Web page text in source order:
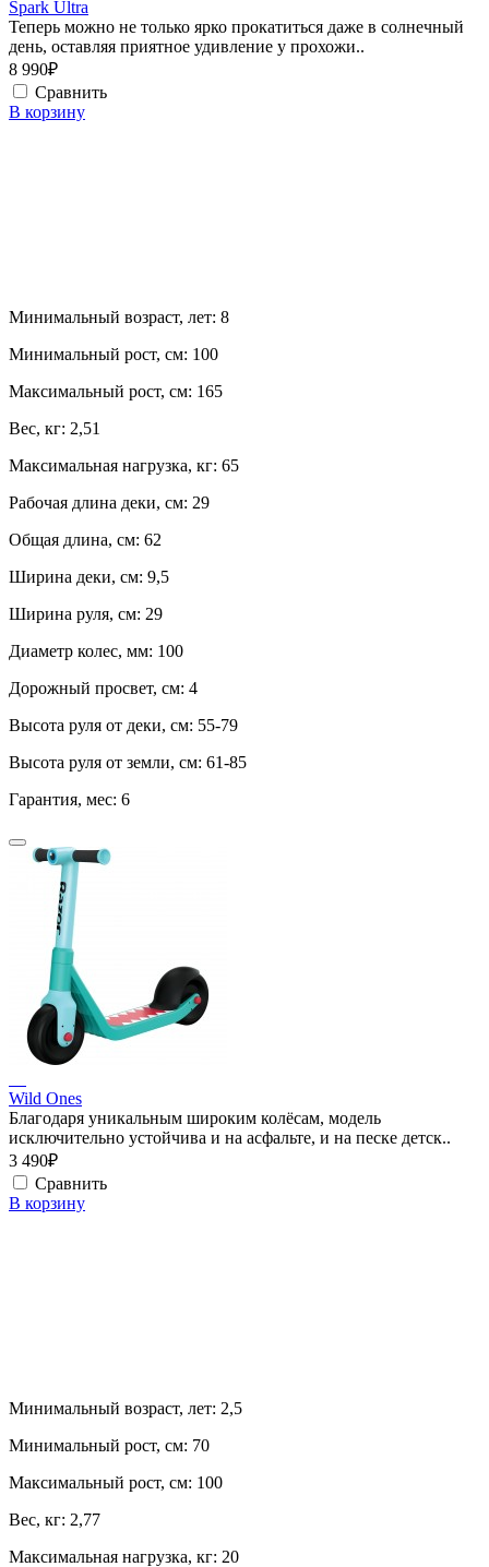
Spark Ultra
Теперь можно не только ярко прокатиться даже в солнечный
день, оставляя приятное удивление у прохожи..
8 990₽
Сравнить
В корзину
Минимальный возраст, лет: 8
Минимальный рост, см: 100
Максимальный рост, см: 165
Вес, кг: 2,51
Максимальная нагрузка, кг: 65
Рабочая длина деки, см: 29
Общая длина, см: 62
Ширина деки, см: 9,5
Ширина руля, см: 29
Диаметр колес, мм: 100
Дорожный просвет, см: 4
Высота руля от деки, см: 55-79
Высота руля от земли, см: 61-85
Гарантия, мес: 6
Wild Ones
Благодаря уникальным широким колёсам, модель
исключительно устойчива и на асфальте, и на песке детск..
3 490₽
Сравнить
В корзину
Минимальный возраст, лет: 2,5
Минимальный рост, см: 70
Максимальный рост, см: 100
Вес, кг: 2,77
Максимальная нагрузка, кг: 20